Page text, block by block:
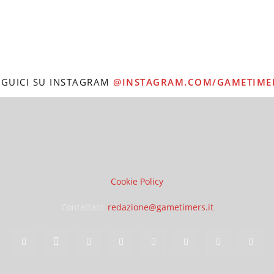
SU INSTAGRAM @INSTAGRAM.COM/
Cookie Policy
redazione@gametimers.it